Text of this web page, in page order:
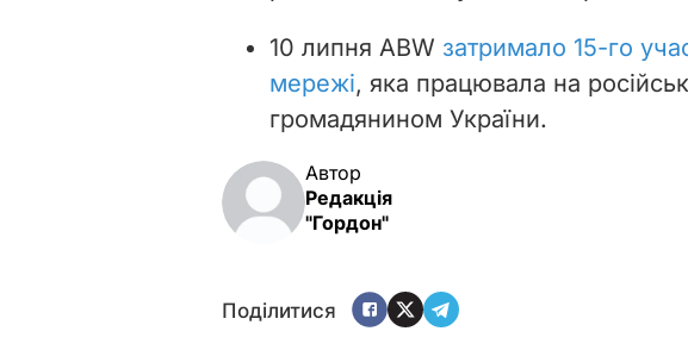
10 липня ABW затримало 15-го
мережі, яка працювала на
громадянином України.
Автор
Редакція
"Гордон"
Поділитися